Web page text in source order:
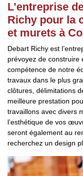
L’entreprise
Richy pour la
et murets à
Debart Richy est
prévoyez de construire
compétence de notre
travaux dans le plus
clôtures, délimitations
meilleure prestation
travaillons avec divers
l’esthétique de vos
seront également au
recherchez un design